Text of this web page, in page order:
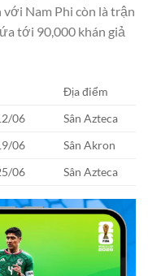
Nam Phi còn là trận
tới 90,000 khán giả
Địa điểm
06
Sân Azteca
06
Sân Akron
06 Sân Azteca